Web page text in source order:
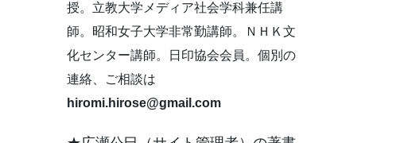
授。立教大学メディア社会学科兼任講
師。昭和女子大学非常勤講師。ＮＨＫ文
化センター講師。日印協会会員。個別の
連絡、ご相談は
hiromi.hirose@gmail.com